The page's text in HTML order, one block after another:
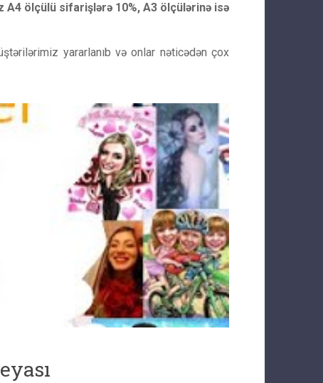
ölçülü sifarişlərə 10%, A3 ölçülərinə isə
yararlanıb və onlar nəticədən çox